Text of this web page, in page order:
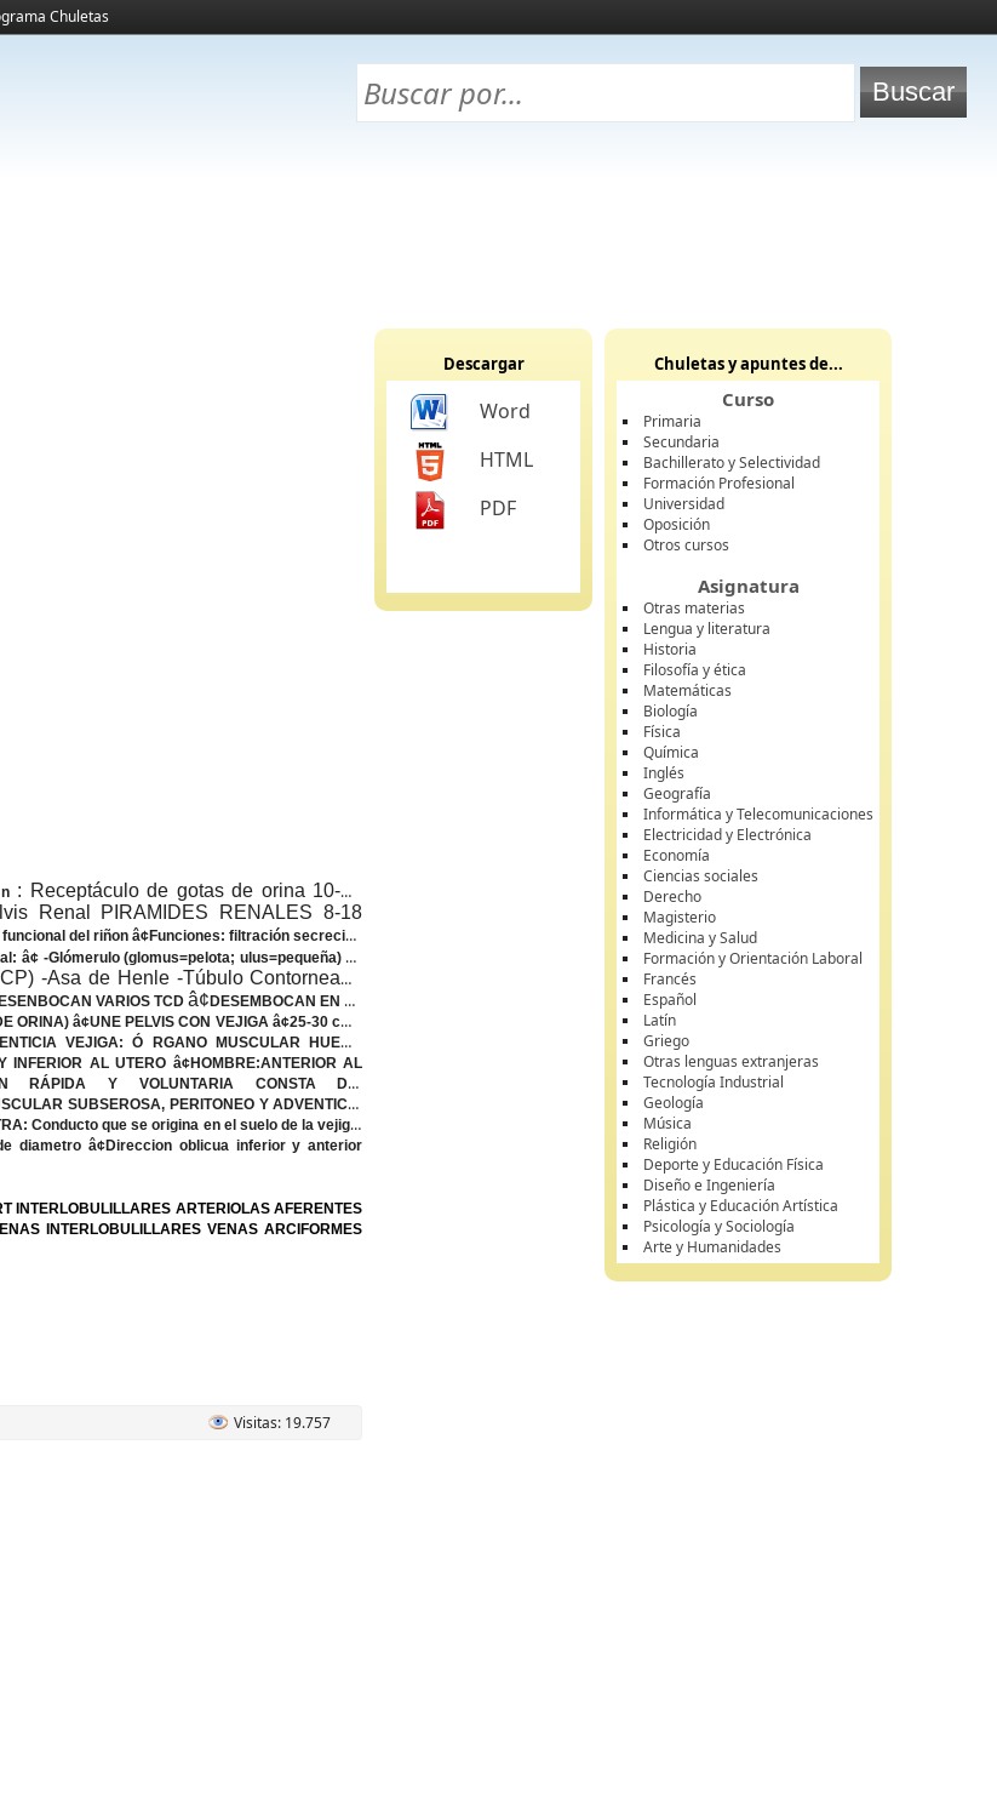
Chuletas
: Receptáculo de gotas de orina 10-30
Renal PIRAMIDES RENALES 8-18
del riñon â¢Funciones: filtración secreción
: â¢ -Glómerulo (glomus=pelota; ulus=pequeña) â¢
-Asa de Henle -Túbulo Contorneado
VARIOS TCDâ¢DESEMBOCAN EN EL
ORINA) â¢UNE PELVIS CON VEJIGA â¢25-30 cm -
VEJIGA: Ó RGANO MUSCULAR HUECO
INFERIOR AL UTERO â¢HOMBRE:ANTERIOR AL
RÁPIDA Y VOLUNTARIA CONSTA DE
:
SUBSEROSA, PERITONEO Y ADVENTICIA
: Conducto que se origina en el suelo de la vejiga.
diametro â¢Direccion oblicua inferior y anterior
INTERLOBULILLARES ARTERIOLAS AFERENTES
INTERLOBULILLARES VENAS ARCIFORMES
Visitas: 19.757
Descargar
Word
HTML
PDF
Chuletas y apuntes de...
Curso
Primaria
Secundaria
Bachillerato y Selectividad
Formación Profesional
Universidad
Oposición
Otros cursos
Asignatura
Otras materias
Lengua y literatura
Historia
Filosofía y ética
Matemáticas
Biología
Física
Química
Inglés
Geografía
Informática y Telecomunicaciones
Electricidad y Electrónica
Economía
Ciencias sociales
Derecho
Magisterio
Medicina y Salud
Formación y Orientación Laboral
Francés
Español
Latín
Griego
Otras lenguas extranjeras
Tecnología Industrial
Geología
Música
Religión
Deporte y Educación Física
Diseño e Ingeniería
Plástica y Educación Artística
Psicología y Sociología
Arte y Humanidades